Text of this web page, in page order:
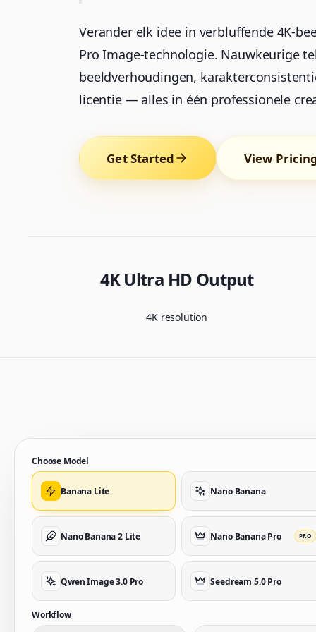
Verander elk idee in verbluffende 4K-
Pro Image-technologie. Nauwkeurige
beeldverhoudingen,
licentie — alles in één professionele
Get Started View
4K Ultra HD Output
4K resolution
Choose Model
Banana Lite Nano Banana
Nano Banana 2 Lite Nano Banana Pro PRO
Qwen Image 3.0 Pro Seedream 5.0 Pro
Workflow